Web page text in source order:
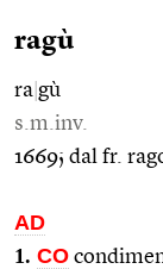
ragù
ra gù
s.m.inv.
1669; dal fr.
AD
1. CO